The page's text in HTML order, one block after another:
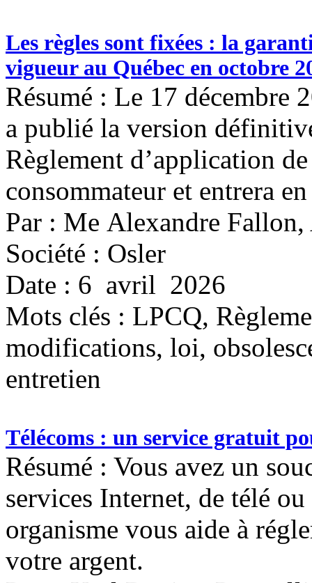
Les règles sont fixées : la
vigueur au Québec en octobre
Résumé : Le 17 décembre
a publié la version
Règlement d’application
consommateur et entrera
Par : Me Alexandre
Société : Osler
Date : 6 avril 2026
Mots clés : LPCQ,
modifications, loi,
entretien
Télécoms : un service gratuit
Résumé : Vous avez un
services Internet, de télé
organisme vous aide à
votre argent.